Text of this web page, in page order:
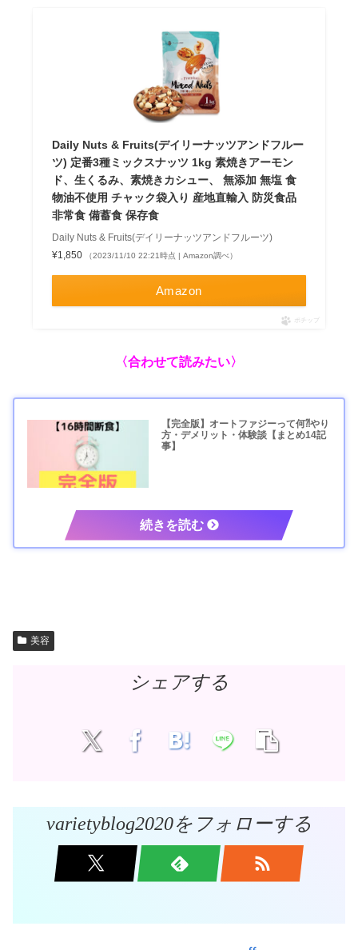
Daily Nuts & Fruits(デイリーナッツアンドフルー
ツ) 定番3種ミックスナッツ 1kg 素焼きアーモン
ド、生くるみ、素焼きカシュー、 無添加 無塩 食
物油不使用 チャック袋入り 産地直輸入 防災食品
非常食 備蓄食 保存食
Daily Nuts & Fruits(デイリーナッツアンドフルーツ)
¥1,850
（2023/11/10 22:21時点 | Amazon調べ）
Amazon
ポチップ
〈合わせて読みたい〉
【完全版】オートファジーって何⁈やり
方・デメリット・体験談【まとめ14記
事】
美容
シェアする
varietyblog2020をフォローする